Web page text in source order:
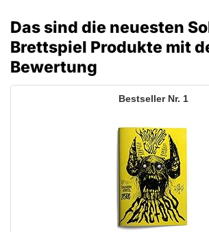
Das sind die neuesten
Brettspiel Produkte mit
Bewertung
1